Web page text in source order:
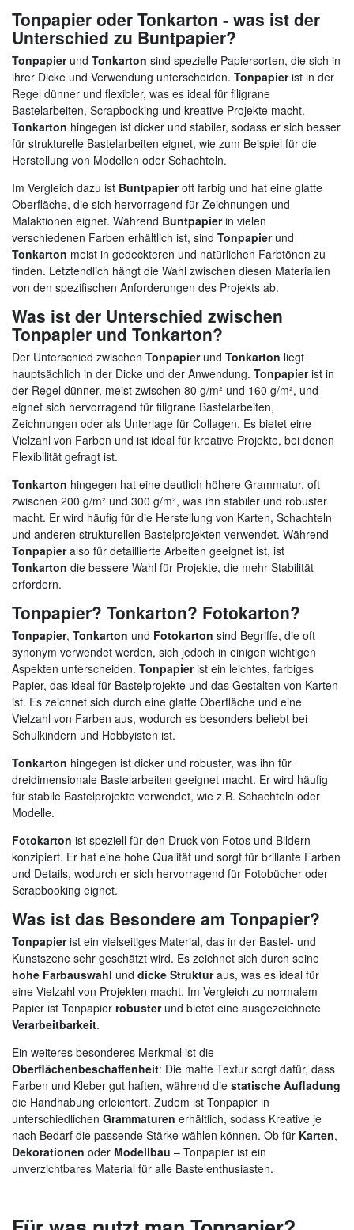
Tonpapier oder Tonkarton - was ist der
Unterschied zu Buntpapier?
Tonpapierund Tonkarton sind spezielle Papiersorten, die sich in
ihrer Dicke und Verwendung unterscheiden. Tonpapierist in der
Regel dünner und flexibler, was es ideal für filigrane
Bastelarbeiten, Scrapbooking und kreative Projekte macht.
Tonkarton hingegen ist dicker und stabiler, sodass er sich besser
für strukturelle Bastelarbeiten eignet, wie zum Beispiel für die
Herstellung von Modellen oder Schachteln.
Im Vergleich dazu ist Buntpapieroft farbig und hat eine glatte
Oberfläche, die sich hervorragend für Zeichnungen und
Malaktionen eignet. Während Buntpapierin vielen
verschiedenen Farben erhältlich ist, sind Tonpapierund
Tonkarton meist in gedeckteren und natürlichen Farbtönen zu
finden. Letztendlich hängt die Wahl zwischen diesen Materialien
von den spezifischen Anforderungen des Projekts ab.
Was ist der Unterschied zwischen
Tonpapier und Tonkarton?
Der Unterschied zwischen Tonpapierund Tonkarton liegt
hauptsächlich in der Dicke und der Anwendung. Tonpapierist in
der Regel dünner, meist zwischen 80 g/m² und 160 g/m², und
eignet sich hervorragend für filigrane Bastelarbeiten,
Zeichnungen oder als Unterlage für Collagen. Es bietet eine
Vielzahl von Farben und ist ideal für kreative Projekte, bei denen
Flexibilität gefragt ist.
Tonkarton hingegen hat eine deutlich höhere Grammatur, oft
zwischen 200 g/m² und 300 g/m², was ihn stabiler und robuster
macht. Er wird häufig für die Herstellung von Karten, Schachteln
und anderen strukturellen Bastelprojekten verwendet. Während
Tonpapieralso für detaillierte Arbeiten geeignet ist, ist
Tonkarton die bessere Wahl für Projekte, die mehr Stabilität
erfordern.
Tonpapier? Tonkarton? Fotokarton?
Tonpapier, Tonkarton und Fotokarton sind Begriffe, die oft
synonym verwendet werden, sich jedoch in einigen wichtigen
Aspekten unterscheiden. Tonpapierist ein leichtes, farbiges
Papier, das ideal für Bastelprojekte und das Gestalten von Karten
ist. Es zeichnet sich durch eine glatte Oberfläche und eine
Vielzahl von Farben aus, wodurch es besonders beliebt bei
Schulkindern und Hobbyisten ist.
Tonkarton hingegen ist dicker und robuster, was ihn für
dreidimensionale Bastelarbeiten geeignet macht. Er wird häufig
für stabile Bastelprojekte verwendet, wie z.B. Schachteln oder
Modelle.
Fotokarton ist speziell für den Druck von Fotos und Bildern
konzipiert. Er hat eine hohe Qualität und sorgt für brillante Farben
und Details, wodurch er sich hervorragend für Fotobücher oder
Scrapbooking eignet.
Was ist das Besondere am Tonpapier?
Tonpapierist ein vielseitiges Material, das in der Bastel- und
Kunstszene sehr geschätzt wird. Es zeichnet sich durch seine
hohe Farbauswahl und dicke Strukturaus, was es ideal für
eine Vielzahl von Projekten macht. Im Vergleich zu normalem
Papier ist Tonpapier robusterund bietet eine ausgezeichnete
Verarbeitbarkeit.
Ein weiteres besonderes Merkmal ist die
Oberflächenbeschaffenheit: Die matte Textur sorgt dafür, dass
Farben und Kleber gut haften, während die statische Aufladung
die Handhabung erleichtert. Zudem ist Tonpapier in
unterschiedlichen Grammaturen erhältlich, sodass Kreative je
nach Bedarf die passende Stärke wählen können. Ob für Karten,
Dekorationen oder Modellbau – Tonpapier ist ein
unverzichtbares Material für alle Bastelenthusiasten.